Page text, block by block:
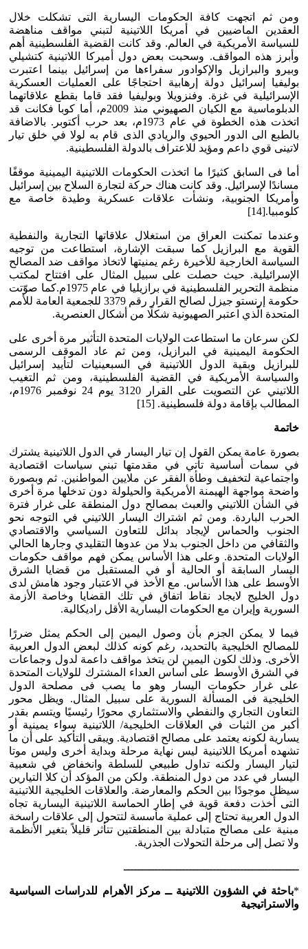
ومن ثم اتجهت كافة الحكومات اليسارية التى تشكلت خلال
العقدين الماضيين في أمريكا اللاتينية لتبني مواقف مناهضة
للسياسة الأمريكية في العالم. وقد كانت القضية الفلسطينية أهم
وأبرز هذه المواقف. وسحبت بعض دول أميركا اللاتينية كتشيلي
وبيرو والبرازيل والإكوادور سفراءها من إسرائيل بينما اعتبرت
بوليفيا إسرائيل دولة إرهابية احتجاجًا على العمليات العسكرية
الإسرائيلية في غزة. وفنزويلا وبوليفيا فقد قاما بقطع علاقاتهما
الدبلوماسية مع الكيان الصهيوني منذ 2009م، أما كوبا فكانت قد
اتخذت هذه الخطوة في عام 1973م، بعد حرب أكتوبر. بالاضافة
بالطبع الى الدور الحيوي والريادي الذى قام به لولا في خلق تيار
لاتينى قوي داعم ومؤيد للاعتراف بالدولة الفلسطينية.
أما فى السابق كثيرًا ما اتخذت الحكومات اللاتينية اليمينية موقفًا
مساندًا لإسرائيل. وقد كانت هناك حركة لتجارة السلاح بين إسرائيل
وأمريكا الجنوبية، ونشأت علاقات عسكرية وطيدة خاصة مع
كلومبيا.[14]
وعندما تمكنت العراق من استغلال علاقاتها التجارية والنفطية
القوية مع البرازيل كما سبقت الإشارة، استطاعت من توجيه
السياسة الخارجية للأخيرة رغم يمنيتها لاتخاذ مواقف ضد المصالح
الإسرائيلية. حيث حصلت على سبيل المثال على افتتاح لمكتب
منظمة التحرير الفلسطينية في برازيليا في عام 1975م.كما صوّتت
حكومة إرنستو جيزل لصالح القرار رقم 3379 للجمعية العامة للأمم
المتحدة الّذي اعتبر الصهيونية شكلًا من أشكال العنصرية.
لكن سرعان ما استطاعت الولايات المتحدة التأثير مرة أخرى على
الحكومة اليمينية في البرازيل، ومن ثم عاد الموقف الرسمى
للبرازيل وبقية الدول اللاتينية في السبعينيات لتأييد إسرائيل
والسياسة الأمريكية في القضية الفلسطينية، ومن ثم التغيب
اللاتيني عن التصويت على القرار 3120 يوم 24 نوفمبر 1976م،
المطالب بإقامة دولة فلسطينية. [15]
خاتمة
بصورة عامة يمكن القول إن تيار اليسار في الدول اللاتينية يشترك
في سمات أساسية تأتي في مقدمتها تبني سياسات اقتصادية
واجتماعية لتخفيف وطأة الفقر عن ملايين المواطنين. ثم وبصورة
واضحة مواجهة الهيمنة الأمريكية والحيلولة دون تدخلها مرة أخرى
في الشأن اللاتيني والعبث بمصالح دول المنطقة على غرار فترة
الحرب الباردة. ومن ثم اشتراك اليسار اللاتيني في التوجه نحو
الجنوب والحماس لإيجاد بدائل للتعاون السياسي والاقتصادي
والثقافي من داخل الجنوب بدلا من عدوها التقليدي وجارها الحالي
الولايات المتحدة. وعلى هذا الأساس يمكن فهم مواقف حكومات
اليسار السابقة أو الحالية أو في المستقبل من قضايا الشرق
الأوسط على هذا الأساس. مع الأخذ في الاعتبار وجود هامش لدى
دول الخليج لايجاد نقاط اتفاق في تلك القضايا وخاصة الأزمة
السورية وإيران مع الحكومات اليسارية الأقل راديكالية.
فيما لا يمكن الجزم بأن وصول اليمين إلى الحكم يمثل ضررًا
للمصالح الخليجية بالتحديد، رغم كونه كذلك لبعض الدول العربية
الأخرى. وذلك لكون اليمين لن يتخذ مواقف داعمة لدول وجماعات
في الشرق الأوسط على أساس العداء المشترك للولايات المتحدة
على غرار حكومات اليسار وهو ما يصب فى مصلحة الدول
الخليجية فى المسألة السورية على سبيل المثال. ويظل محور
التعاون التجاري والنفطي والاستثماري محورًا رئيسيًا ويتسم بقدر
أكبر من الثبات في العلاقات الخليجية/ اللاتينية سواء يمينية أو
يسارية لكونه يعتمد على مصالح اقتصادية. ويبقى التأكيد على أن ما
تشهده أمريكا اللاتينية ليس نهاية مرحلة وبداية أخرى وليس موتا
لتيار اليسار ولكنه تداول طبيعي للسلطة وانخفاض في شعبية
اليسار في عدد من دول المنطقة. ولكن من المؤكد أن كلا التيارين
سيظل موجودًا بين الحكم والمعارضة. والعلاقات الخليجية اللاتينية
التى أخذت دفعة قوية في إطار الحماسة اللاتينية اليسارية تجاه
الدول العربية تحتاج إلى عملية مأسسة لتتحول إلى علاقات راسخة
مبنية على مصالح متبادلة بين المنطقتين تتأثر قليلاً بتغير الأنظمة
ولا تصل إلى مرحلة التحولات الجذرية.
ـــــــــــــــــــــــــــــــــــــــــــــــــــ
*باحثة في الشؤون اللاتينية ــ مركز الأهرام للدراسات السياسية
والاستراتيجية